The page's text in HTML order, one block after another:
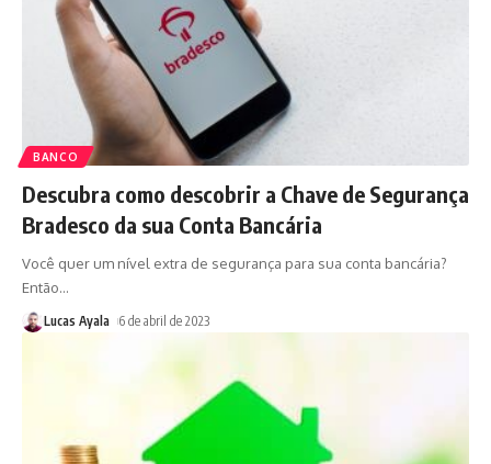
BANCO
Descubra como descobrir a Chave de Segurança
Bradesco da sua Conta Bancária
Você quer um nível extra de segurança para sua conta bancária?
Então…
Lucas Ayala 6 de abril de 2023